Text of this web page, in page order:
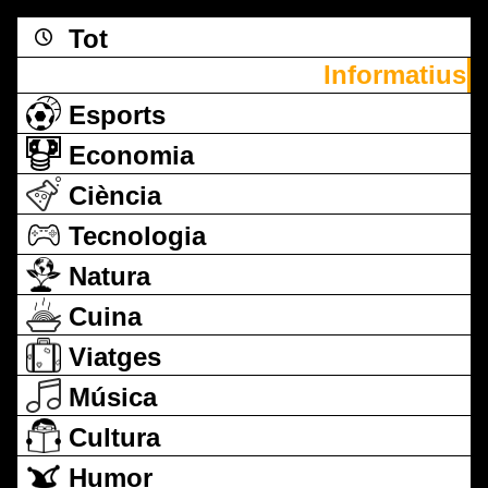
Tot
Informatius
Esports
Economia
Ciència
Tecnologia
Natura
Cuina
Viatges
Música
Cultura
Humor